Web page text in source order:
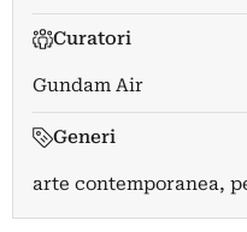
Curatori
Gundam Air
Generi
arte contemporanea,